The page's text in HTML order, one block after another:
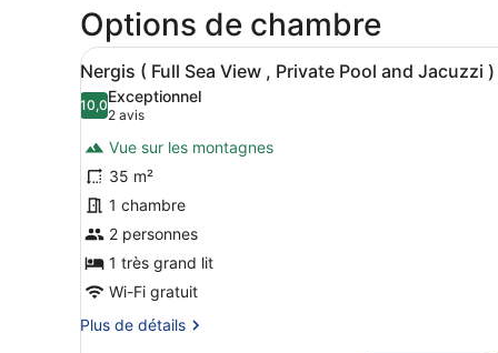
Options de chambre
Afficher
toutes
les
photos
pour
ce
type
de
chambre :
Nergis
(
Full
Une piscine à
7
Nergis ( Full Sea View , Private Pool and Jacuzzi )
10,010,0 sur 10
Exceptionnel
2 avis
(2 avis)
Vue sur les montagnes
35 m²
1 chambre
2 personnes
1 très grand lit
Wi-Fi gratuit
Plus de détails
Plus